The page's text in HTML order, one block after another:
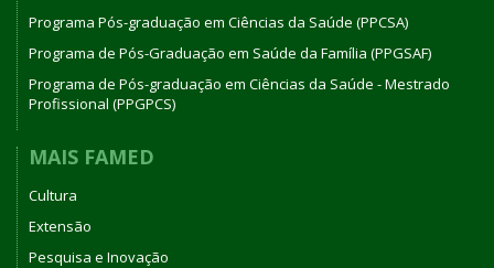
Programa Pós-graduação em Ciências da Saúde (PPCSA)
Programa de Pós-Graduação em Saúde da Família (PPGSAF)
Programa de Pós-graduação em Ciências da Saúde - Mestrado
Profissional (PPGPCS)
MAIS FAMED
Cultura
Extensão
Pesquisa e Inovação